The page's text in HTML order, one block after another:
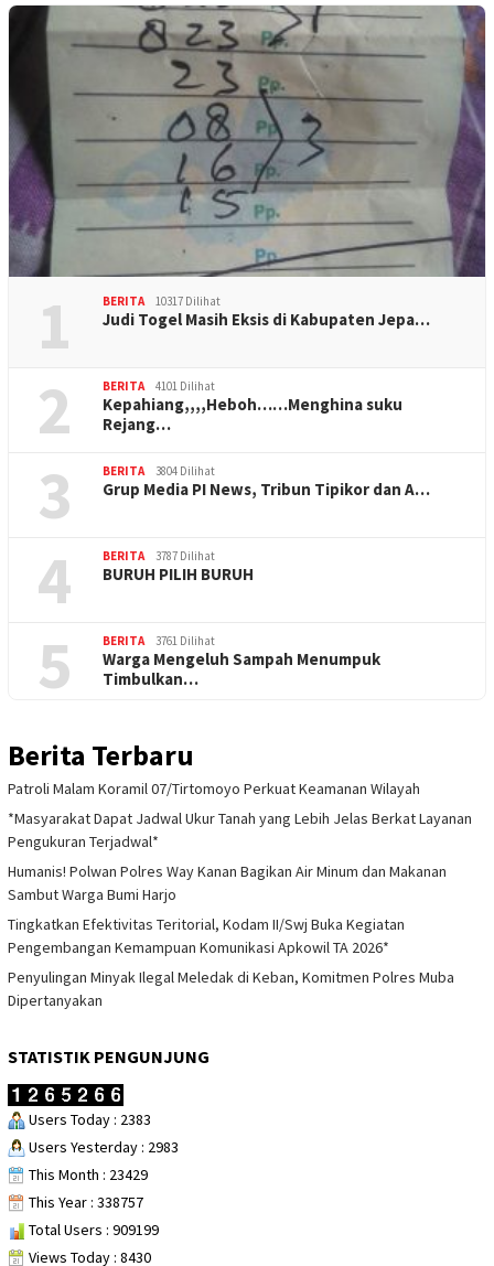
1 BERITA 10317 Dilihat
Judi Togel Masih Eksis di Kabupaten Jepa…
2 BERITA 4101 Dilihat
Kepahiang,,,,Heboh……Menghina suku
Rejang…
3 BERITA 3804 Dilihat
Grup Media PI News, Tribun Tipikor dan A…
4 BERITA 3787 Dilihat
BURUH PILIH BURUH
5 BERITA 3761 Dilihat
Warga Mengeluh Sampah Menumpuk
Timbulkan…
Berita Terbaru
Patroli Malam Koramil 07/Tirtomoyo Perkuat Keamanan Wilayah
*Masyarakat Dapat Jadwal Ukur Tanah yang Lebih Jelas Berkat Layanan
Pengukuran Terjadwal*
Humanis! Polwan Polres Way Kanan Bagikan Air Minum dan Makanan
Sambut Warga Bumi Harjo
Tingkatkan Efektivitas Teritorial, Kodam II/Swj Buka Kegiatan
Pengembangan Kemampuan Komunikasi Apkowil TA 2026*
Penyulingan Minyak Ilegal Meledak di Keban, Komitmen Polres Muba
Dipertanyakan
STATISTIK PENGUNJUNG
Users Today : 2383
Users Yesterday : 2983
This Month : 23429
This Year : 338757
Total Users : 909199
Views Today : 8430